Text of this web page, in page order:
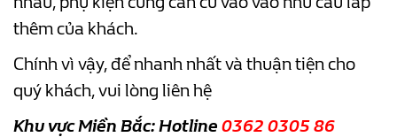
thêm của khách.
Chính vì vậy, để nhanh nhất và thuận tiện cho
quý khách, vui lòng liên hệ
Khu vực Miền Bắc: Hotline 0362 0305 86